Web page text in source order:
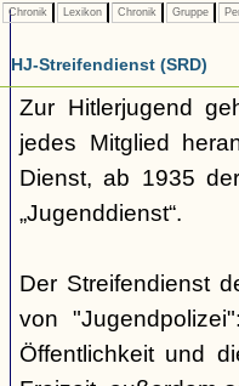
Chronik Lexikon Chronik Gruppe
HJ-Streifendienst (SRD)
Zur Hitlerjugend
jedes Mitglied
Dienst, ab 1935
„Jugenddienst“.
Der Streifendienst
von
Öffentlichkeit und